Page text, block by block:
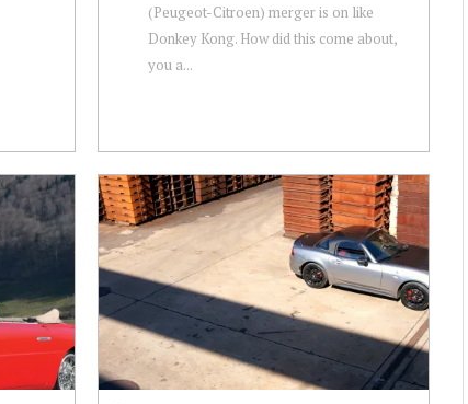
(Peugeot-Citroen) merger is on like
Donkey Kong. How did this come about,
you a...